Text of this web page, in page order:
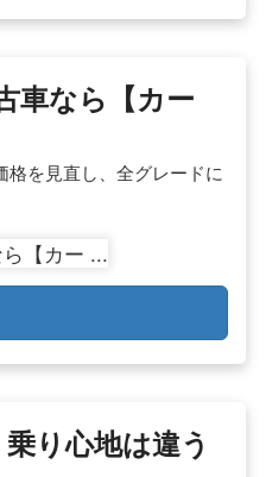
車なら【カー
を見直し、全グレードに
り心地は違う